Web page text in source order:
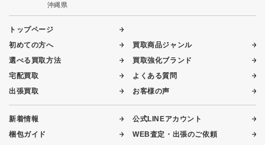
沖縄県
トップページ
初めての方へ
選べる買取方法
宅配買取
出張買取
買取商品ジャンル
買取強化ブランド
よくある質問
お客様の声
新着情報
梱包ガイド
公式LINEアカウント
WEB査定・出張のご依頼